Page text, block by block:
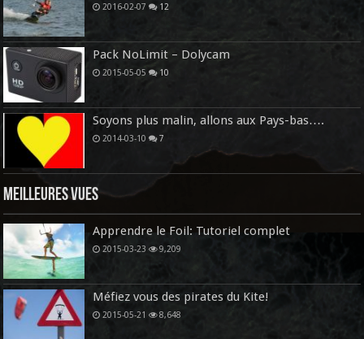
2016-02-07 12
Pack NoLimit – Dolycam
2015-05-05 10
Soyons plus malin, allons aux Pays-bas….
2014-03-10 7
Meilleures vues
Apprendre le Foil: Tutoriel complet
2015-03-23 9,209
Méfiez vous des pirates du Kite!
2015-05-21 8,648